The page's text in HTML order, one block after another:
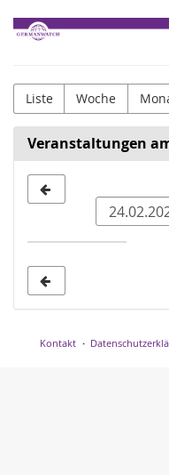
Zum
Haupt-
Liste Woche
Veranstaltungen
zur
Anzeige
Kontakt